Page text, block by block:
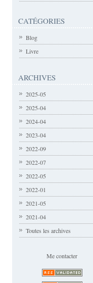
CATÉGORIES
Blog
Livre
ARCHIVES
2025-05
2025-04
2024-04
2023-04
2022-09
2022-07
2022-05
2022-01
2021-05
2021-04
Toutes les archives
Me contacter